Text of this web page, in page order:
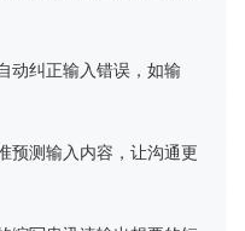
动纠正输入错误，如输
预测输入内容，让沟通更